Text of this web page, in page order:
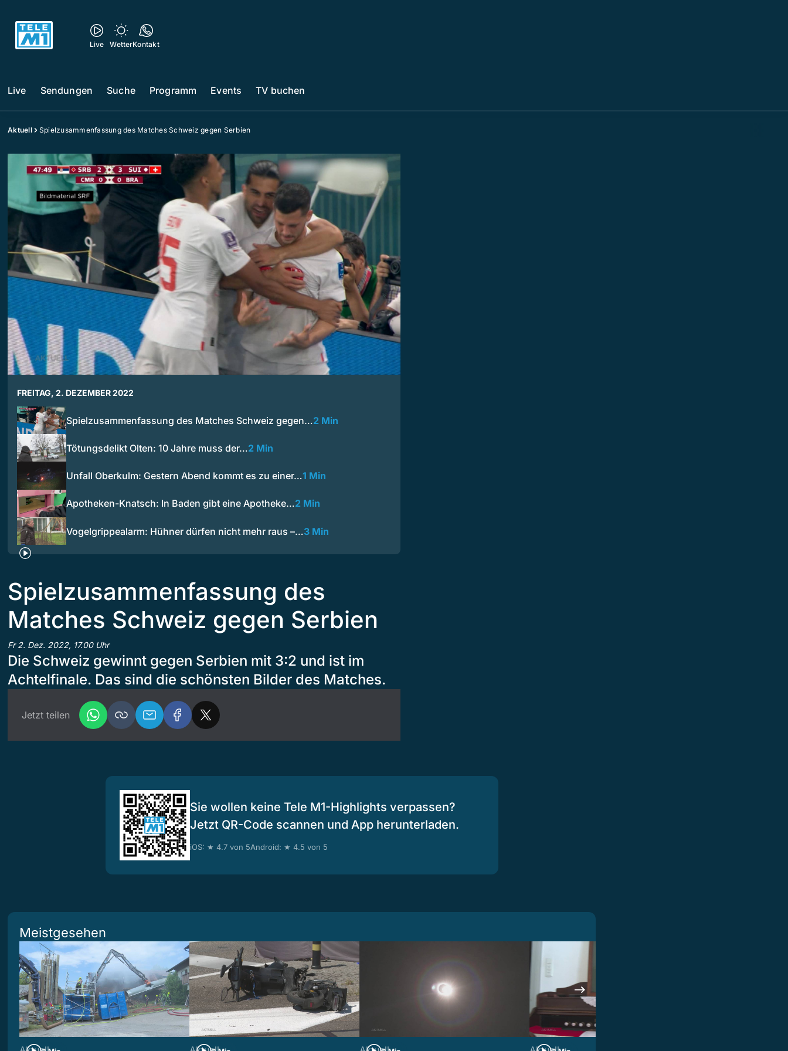
Live WetterKontakt
Live Sendungen Suche Programm Events TV buchen
Aktuell Spielzusammenfassung des Matches Schweiz gegen Serbien
FREITAG, 2. DEZEMBER 2022
Spielzusammenfassung des Matches Schweiz gegen…2 Min
Tötungsdelikt Olten: 10 Jahre muss der…2 Min
Unfall Oberkulm: Gestern Abend kommt es zu einer…1 Min
Apotheken-Knatsch: In Baden gibt eine Apotheke…2 Min
Vogelgrippealarm: Hühner dürfen nicht mehr raus –…3 Min
Spielzusammenfassung des
Matches Schweiz gegen Serbien
Fr 2. Dez. 2022, 17.00 Uhr
Die Schweiz gewinnt gegen Serbien mit 3:2 und ist im
Achtelfinale. Das sind die schönsten Bilder des Matches.
Jetzt teilen
Sie wollen keine Tele M1-Highlights verpassen?
Jetzt QR-Code scannen und App herunterladen.
iOS: ★ 4.7 von 5Android: ★ 4.5 von 5
Meistgesehen